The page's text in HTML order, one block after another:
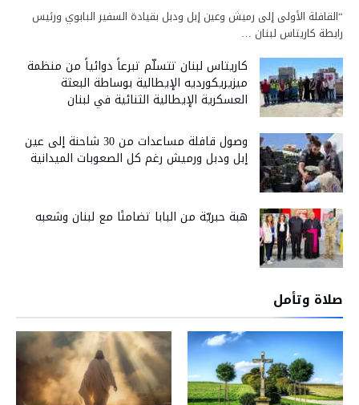
“القافلة الأولى إلى رميش وعين إبل ودبل بقيادة السفير البابوي ورئيس
رابطة كاريتاس لبنان …
كاريتاس لبنان تتسلّم تبرعاً دوائياً من منظمة
ميزيريكورديه الإيطالية بوساطة البعثة
العسكرية الإيطالية الثنائية في لبنان
وصول قافلة مساعدات من 30 شاحنة إلى عين
إبل ودبل ورميش رغم كل الصعوبات الميدانية
هبة حبريّة من البابا تضامنًا مع لبنان وشعبه
صلاة وتأمل